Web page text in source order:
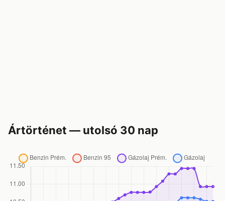
Ártörténet — utolsó 30 nap